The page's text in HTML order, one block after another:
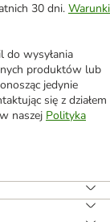
30 dni. Warunki
do wysyłania
produktów lub
jedynie
się z działem
naszej Polityka